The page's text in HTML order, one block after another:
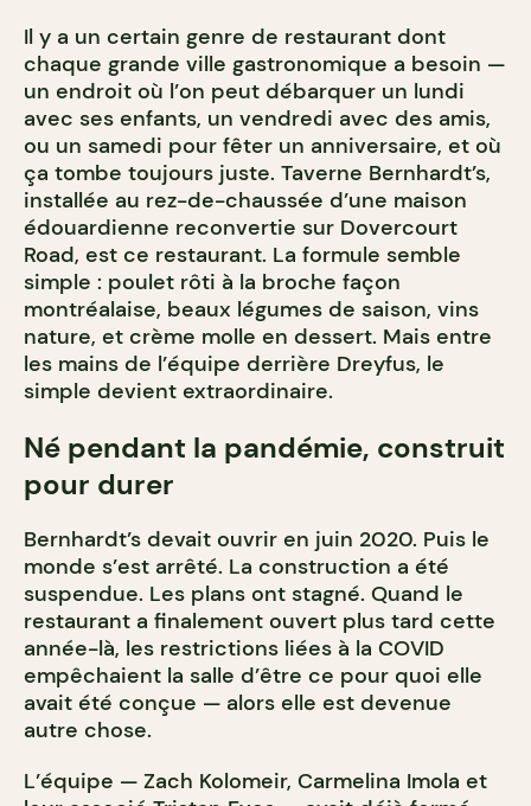
Il y a un certain genre de restaurant dont
chaque grande ville gastronomique a besoin —
un endroit où l’on peut débarquer un lundi
avec ses enfants, un vendredi avec des amis,
ou un samedi pour fêter un anniversaire, et où
ça tombe toujours juste. Taverne Bernhardt’s,
installée au rez-de-chaussée d’une maison
édouardienne reconvertie sur Dovercourt
Road, est ce restaurant. La formule semble
simple : poulet rôti à la broche façon
montréalaise, beaux légumes de saison, vins
nature, et crème molle en dessert. Mais entre
les mains de l’équipe derrière Dreyfus, le
simple devient extraordinaire.
Né pendant la pandémie, construit
pour durer
Bernhardt’s devait ouvrir en juin 2020. Puis le
monde s’est arrêté. La construction a été
suspendue. Les plans ont stagné. Quand le
restaurant a finalement ouvert plus tard cette
année-là, les restrictions liées à la COVID
empêchaient la salle d’être ce pour quoi elle
avait été conçue — alors elle est devenue
autre chose.
L’équipe — Zach Kolomeir, Carmelina Imola et